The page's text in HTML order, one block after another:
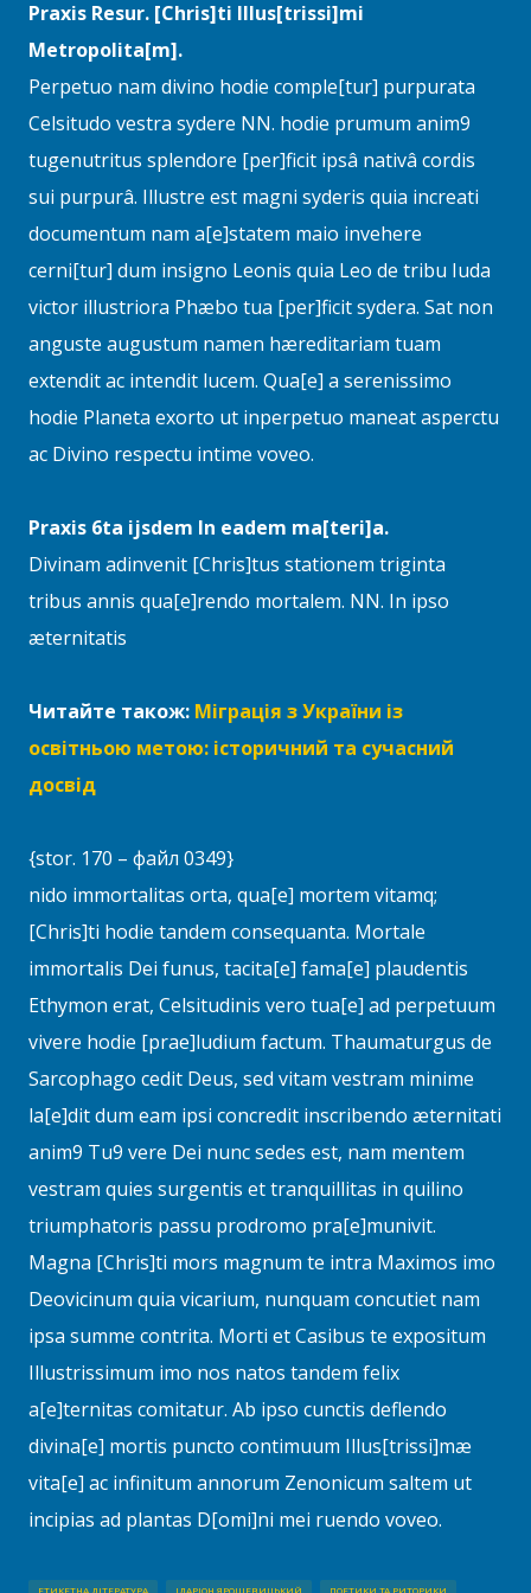
Praxis Resur. [Chris]ti Illus[trissi]mi
Metropolita[m].
Perpetuo nam divino hodie comple[tur] purpurata
Celsitudo vestra sydere NN. hodie prumum anim9
tugenutritus splendore [per]ficit ipsâ nativâ cordis
sui purpurâ. Illustre est magni syderis quia increati
documentum nam a[e]statem maio invehere
cerni[tur] dum insigno Leonis quia Leo de tribu Iuda
victor illustriora Phæbo tua [per]ficit sydera. Sat non
anguste augustum namen hæreditariam tuam
extendit ac intendit lucem. Qua[e] a serenissimo
hodie Planeta exorto ut inperpetuo maneat asperctu
ac Divino respectu intime voveo.
Praxis 6ta ijsdem In eadem ma[teri]a.
Divinam adinvenit [Chris]tus stationem triginta
tribus annis qua[e]rendo mortalem. NN. In ipso
æternitatis
Читайте також: Міграція з України із
освітньою метою: історичний та сучасний
досвід
{stor. 170 – файл 0349}
nido immortalitas orta, qua[e] mortem vitamq;
[Chris]ti hodie tandem consequanta. Mortale
immortalis Dei funus, tacita[e] fama[e] plaudentis
Ethymon erat, Celsitudinis vero tua[e] ad perpetuum
vivere hodie [prae]ludium factum. Thaumaturgus de
Sarcophago cedit Deus, sed vitam vestram minime
la[e]dit dum eam ipsi concredit inscribendo æternitati
anim9 Tu9 vere Dei nunc sedes est, nam mentem
vestram quies surgentis et tranquillitas in quilino
triumphatoris passu prodromo pra[e]munivit.
Magna [Chris]ti mors magnum te intra Maximos imo
Deovicinum quia vicarium, nunquam concutiet nam
ipsa summe contrita. Morti et Casibus te expositum
Illustrissimum imo nos natos tandem felix
a[e]ternitas comitatur. Ab ipso cunctis deflendo
divina[e] mortis puncto contimuum Illus[trissi]mæ
vita[e] ac infinitum annorum Zenonicum saltem ut
incipias ad plantas D[omi]ni mei ruendo voveo.